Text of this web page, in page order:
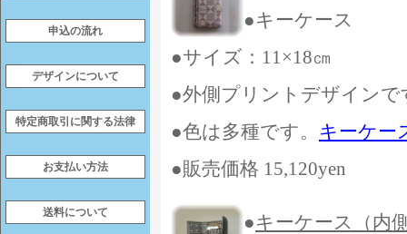
申込の流れ
デザインについて
特定商取引に関する法律
お支払い方法
送料について
●キーケース
●サイズ：11×18㎝
●外側プリントデザインで
●色は多種です。 キーケー
●販売価格 15,120yen
●キーケース（内